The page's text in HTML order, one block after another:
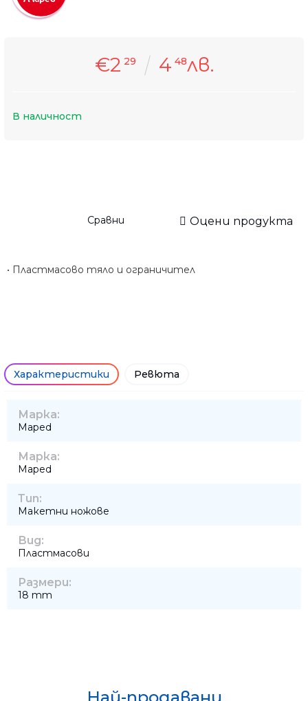
€2 29 4 48лв.
В наличност
Сравни Оцени продукта
• Пластмасово тяло и ограничител
Характеристики Ревюта
Марка:
Maped
Марка:
Maped
Тип:
Макетни ножове
Вид:
Пластмасови
Размери:
18 mm